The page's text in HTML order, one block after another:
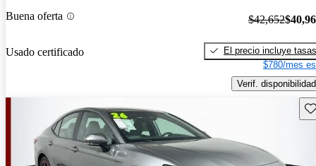
Buena oferta
Usado certificado
$42,652
El precio incluye tasas
$780/mes
Verif. disponibilidad